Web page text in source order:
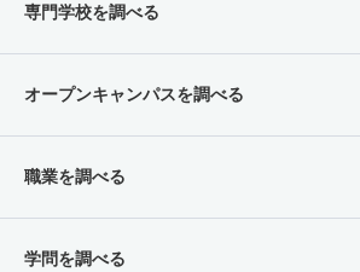
専門学校を調べる
オープンキャンパスを調べる
職業を調べる
学問を調べる